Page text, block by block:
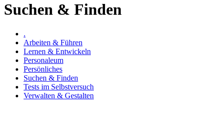
Suchen & Finden
.
Arbeiten & Führen
Lernen & Entwickeln
Personaleum
Persönliches
Suchen & Finden
Tests im Selbstversuch
Verwalten & Gestalten